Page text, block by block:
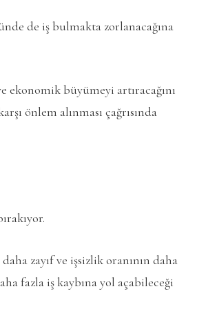
de iş bulmakta zorlanacağına
büyümeyi artıracağını
önlem alınması çağrısında
zayıf ve işsizlik oranının daha
fazla iş kaybına yol açabileceği